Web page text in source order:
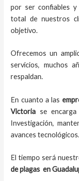
por ser confiables
total de nuestros
objetivo.
Ofrecemos un
servicios, muchos
respaldan.
En cuanto a las
Victoria se
Investigación,
avances tecnológicos.
El tiempo será
de plagas en